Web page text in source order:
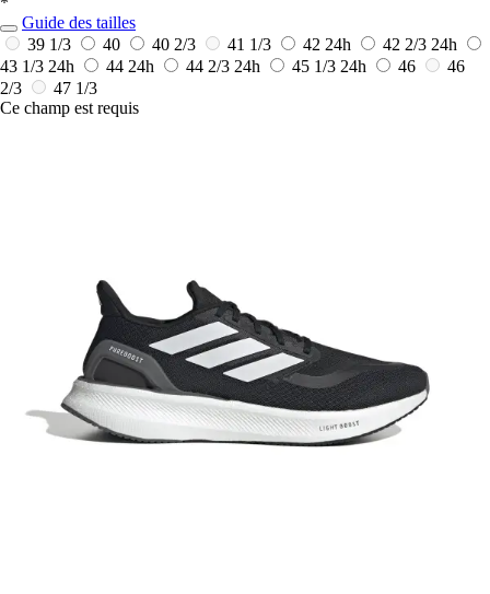
Guide des tailles
39 1/3
40 40 2/3 41 1/3 42 24h 42 2/3 24h
43 1/3 24h 44 24h 44 2/3 24h 45 1/3 24h 46
46
2/3
47 1/3
Ce champ est requis